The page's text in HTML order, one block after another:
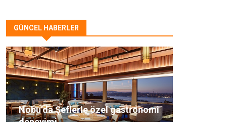
GÜNCEL HABERLER
Nobu’da Şeflerle özel gastronomi